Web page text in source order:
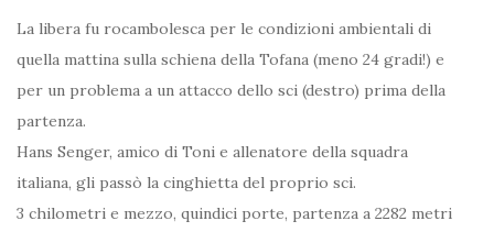
La libera fu rocambolesca per le condizioni ambientali di
quella mattina sulla schiena della Tofana (meno 24 gradi!) e
per un problema a un attacco dello sci (destro) prima della
partenza.
Hans Senger, amico di Toni e allenatore della squadra
italiana, gli passò la cinghietta del proprio sci.
3 chilometri e mezzo, quindici porte, partenza a 2282 metri